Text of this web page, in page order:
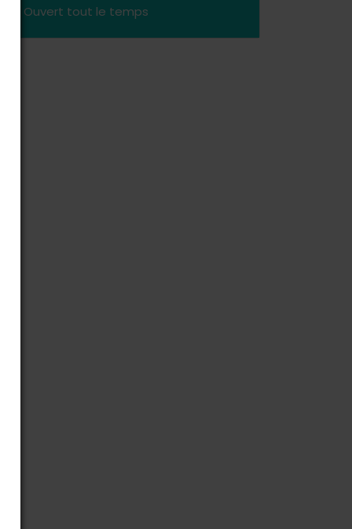
Ouvert tout le temps